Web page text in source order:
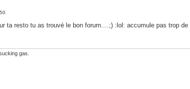
ta resto tu as trouvé le bon forum....;) :lol: accumule pas trop
gas.